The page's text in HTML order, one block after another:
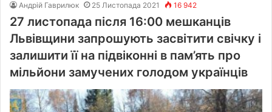
Андрій Гаврилюк 25 Листопада 2021 16 942
27 листопада після 16:00 мешканців
Львівщини запрошують засвітити свічку і
залишити її на підвіконні в пам’ять про
мільйони замучених голодом українців